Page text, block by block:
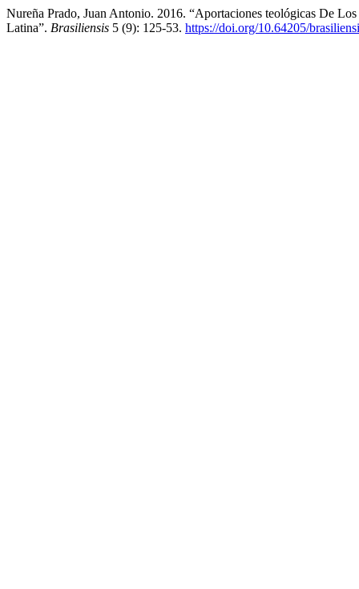
Nureña Prado, Juan Antonio. 2016. “Aportaciones teológicas De
Latina”. Brasiliensis 5 (9): 125-53. https://doi.org/10.64205/